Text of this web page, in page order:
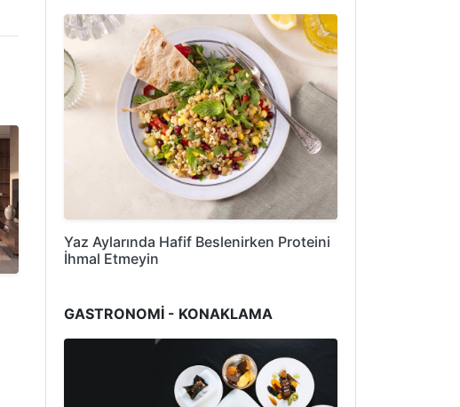
Yaz Aylarında Hafif Beslenirken Proteini
İhmal Etmeyin
GASTRONOMİ - KONAKLAMA